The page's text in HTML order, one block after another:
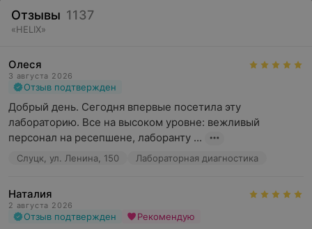
Отзывы 1137
«HELIX»
Олеся
3 августа 2026
Отзыв подтвержден
Добрый день. Сегодня впервые посетила эту
лабораторию. Все на высоком уровне: вежливый
персонал на ресепшене, лаборанту ...
Слуцк, ул. Ленина, 150 Лабораторная диагностика
Наталия
2 августа 2026
Отзыв подтвержден Рекомендую